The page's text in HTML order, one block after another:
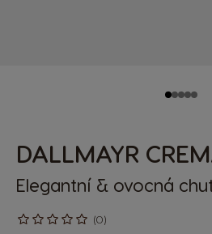
DALLMAYR
Elegantní & ovocná
(0)